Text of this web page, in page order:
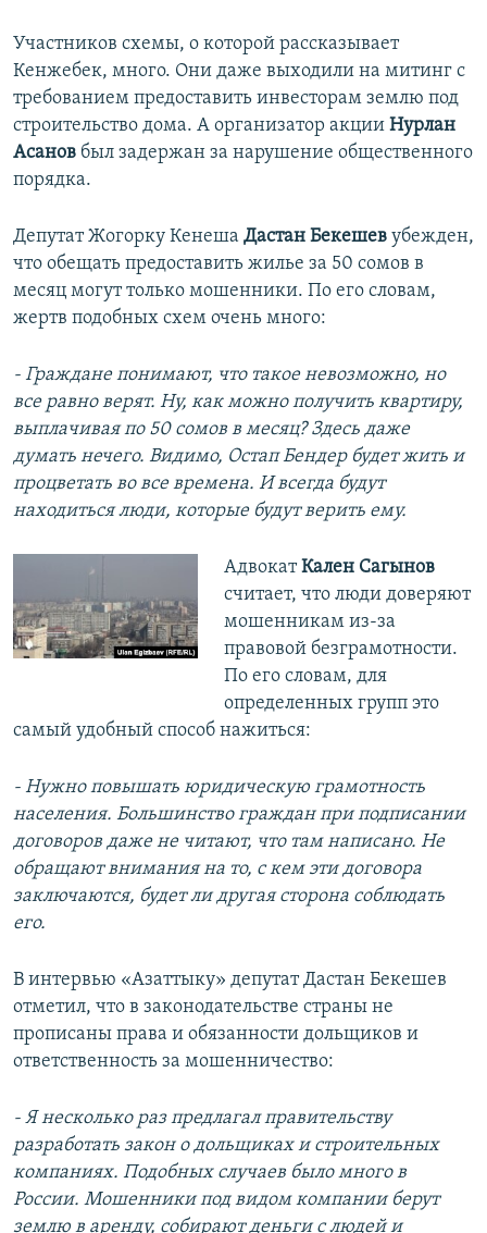
Участников схемы, о которой рассказывает
Кенжебек, много. Они даже выходили на митинг с
требованием предоставить инвесторам землю под
строительство дома. А организатор акции Нурлан
Асанов был задержан за нарушение общественного
порядка.
Депутат Жогорку Кенеша Дастан Бекешев убежден,
что обещать предоставить жилье за 50 сомов в
месяц могут только мошенники. По его словам,
жертв подобных схем очень много:
- Граждане понимают, что такое невозможно, но
все равно верят. Ну, как можно получить квартиру,
выплачивая по 50 сомов в месяц? Здесь даже
думать нечего. Видимо, Остап Бендер будет жить и
процветать во все времена. И всегда будут
находиться люди, которые будут верить ему.
​АдвокатКален Сагынов
считает, что люди доверяют
мошенникам из-за
правовой безграмотности.
По его словам, для
определенных групп это
самый удобный способ нажиться:
- Нужно повышать юридическую грамотность
населения. Большинство граждан при подписании
договоров даже не читают, что там написано. Не
обращают внимания на то, с кем эти договора
заключаются, будет ли другая сторона соблюдать
его.
В интервью «Азаттыку» депутат Дастан Бекешев
отметил, что в законодательстве страны не
прописаны права и обязанности дольщиков и
ответственность за мошенничество:
- Я несколько раз предлагал правительству
разработать закон о дольщиках и строительных
компаниях. Подобных случаев было много в
России. Мошенники под видом компании берут
землю в аренду, собирают деньги с людей и